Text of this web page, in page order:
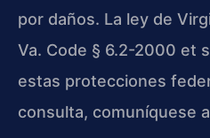
por daños. La ley de
Va. Code § 6.2-2000 et
estas protecciones
consulta, comuníquese